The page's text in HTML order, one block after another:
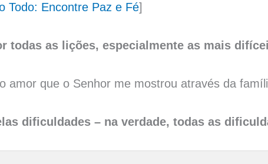
Todo: Encontre Paz e Fé]
todas as lições, especialmente as mais
amor que o Senhor me mostrou através da
dificuldades – na verdade, todas as